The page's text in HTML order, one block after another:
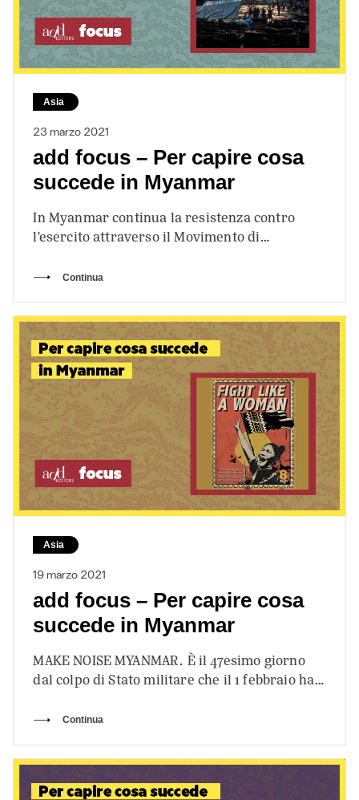
Asia
23 marzo 2021
add focus – Per capire cosa
succede in Myanmar
In Myanmar continua la resistenza contro
l'esercito attraverso il Movimento di
tutto l'economia…
Continua
Asia
19 marzo 2021
add focus – Per capire cosa
succede in Myanmar
MAKE NOISE MYANMAR. È il 47esimo giorno
dal colpo di Stato militare che il 1 febbraio ha
Continua